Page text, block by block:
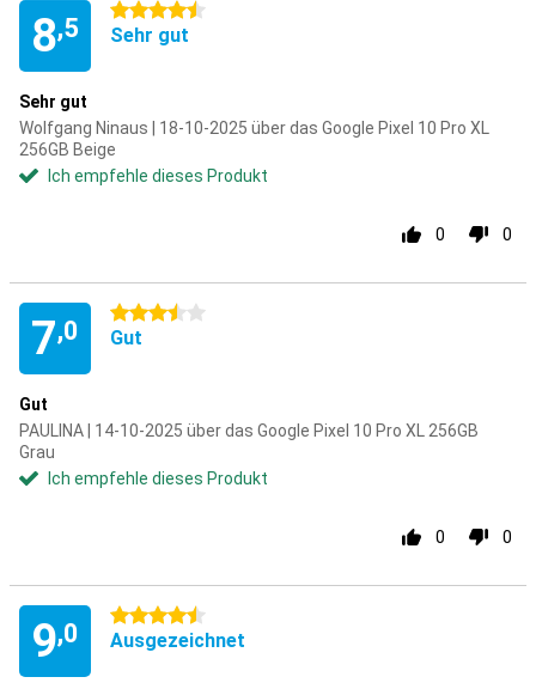
8,5
4.5 Sterne
Sehr gut
Sehr gut
Wolfgang Ninaus | 18-10-2025 über das Google Pixel 10 Pro XL
256GB Beige
Ich empfehle dieses Produkt
0 0
7,0
3.5 Sterne
Gut
Gut
PAULINA | 14-10-2025 über das Google Pixel 10 Pro XL 256GB
Grau
Ich empfehle dieses Produkt
0 0
9,0
4.5 Sterne
Ausgezeichnet